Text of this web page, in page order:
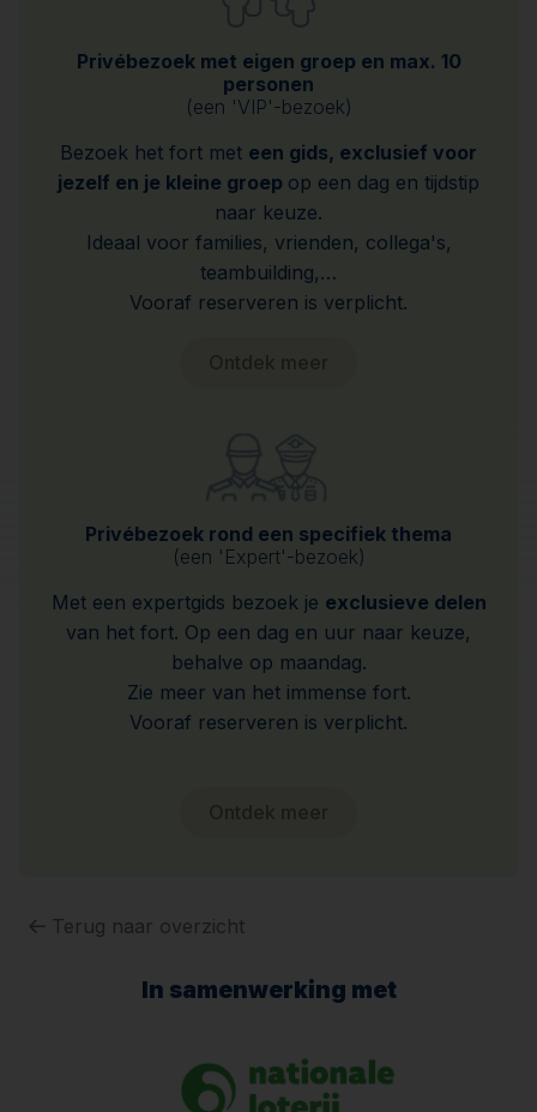
Privébezoek met eigen groep en max. 10
personen
(een 'VIP'-bezoek)
Bezoek het fort met een gids, exclusief voor
jezelf en je kleine groep op een dag en tijdstip
naar keuze.
Ideaal voor families, vrienden, collega's,
teambuilding,…
Vooraf reserveren is verplicht.
Privébezoek rond een specifiek thema
(een 'Expert'-bezoek)
Met een expertgids bezoek je exclusieve delen
van het fort. Op een dag en uur naar keuze,
behalve op maandag.
Zie meer van het immense fort.
Vooraf reserveren is verplicht.
Terug naar overzicht
In samenwerking met